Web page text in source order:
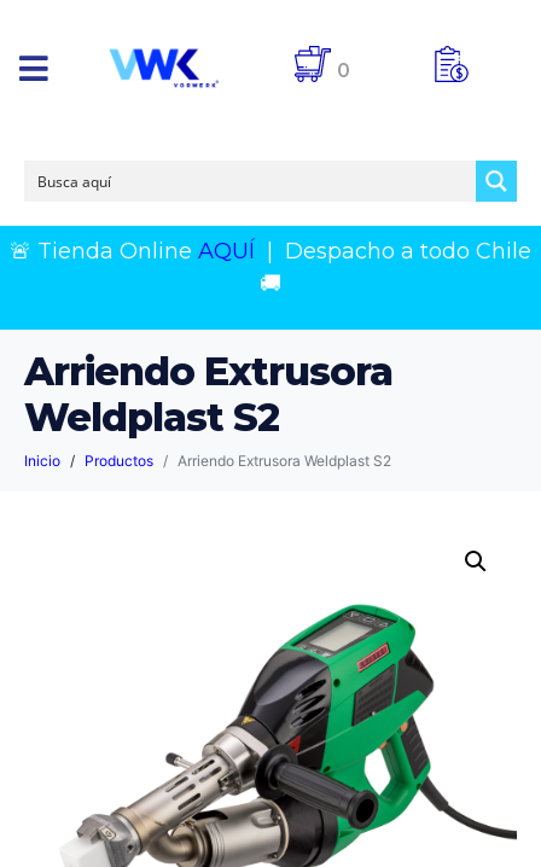
0
🚨 Tienda Online AQUÍ
Despacho a todo Chile
🚚
Arriendo Extrusora
Weldplast S2
Inicio Productos Arriendo Extrusora Weldplast S2